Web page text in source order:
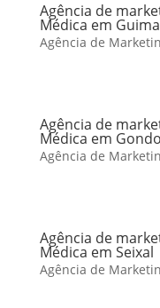
Agência de
Médica em
Agência de
Agência de
Médica em
Agência de
Agência de
Médica em Seixal
Agência de